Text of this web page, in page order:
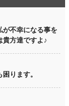
が不幸になる事を
貴方達ですよ♪
ります。